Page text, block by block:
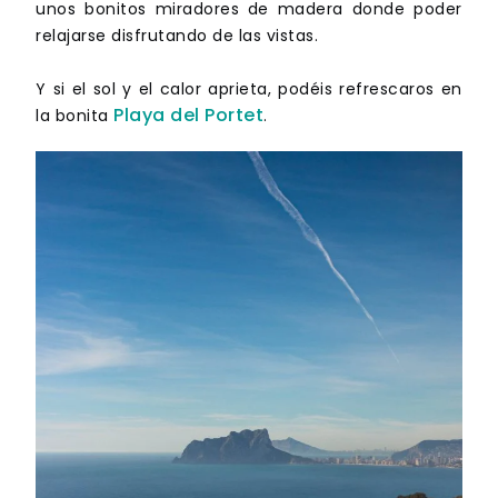
unos bonitos miradores de madera donde poder
relajarse disfrutando de las vistas.
Y si el sol y el calor aprieta, podéis refrescaros en
la bonita Playa del Portet.